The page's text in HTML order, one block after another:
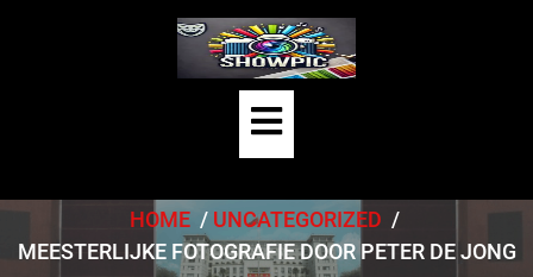
Open
Button
HOME/ UNCATEGORIZED /
MEESTERLIJKE FOTOGRAFIE DOOR PETER DE JONG